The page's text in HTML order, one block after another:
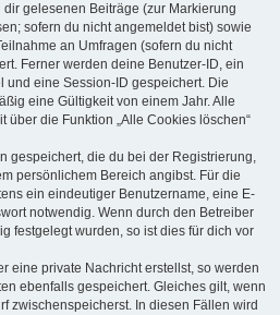
dir gelesenen Beiträge (zur Markierung
sofern du nicht angemeldet bist) sowie
an Umfragen (sofern du nicht
Ferner werden deine Benutzer-ID, ein
und eine Session-ID gespeichert. Die
eine Gültigkeit von einem Jahr. Alle
über die Funktion „Alle Cookies löschen“
gespeichert, die du bei der Registrierung,
persönlichem Bereich angibst. Für die
ein eindeutiger Benutzername, eine E-
notwendig. Wenn durch den Betreiber
festgelegt wurden, so ist dies für dich vor
eine private Nachricht erstellst, so werden
ebenfalls gespeichert. Gleiches gilt, wenn
zwischenspeicherst. In diesen Fällen wird